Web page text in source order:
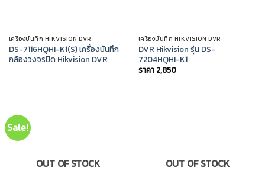
เครื่องบันทึก HIKVISION DVR
DS-7116HQHI-K1(S) เครื่องบันทึก
กล้องวงจรปิด Hikvision DVR
เครื่องบันทึก HIKVISION DVR
DVR Hikvision รุ่น DS-
7204HQHI-K1
ราคา 2,850
Sale!
OUT OF STOCK OUT OF STOCK